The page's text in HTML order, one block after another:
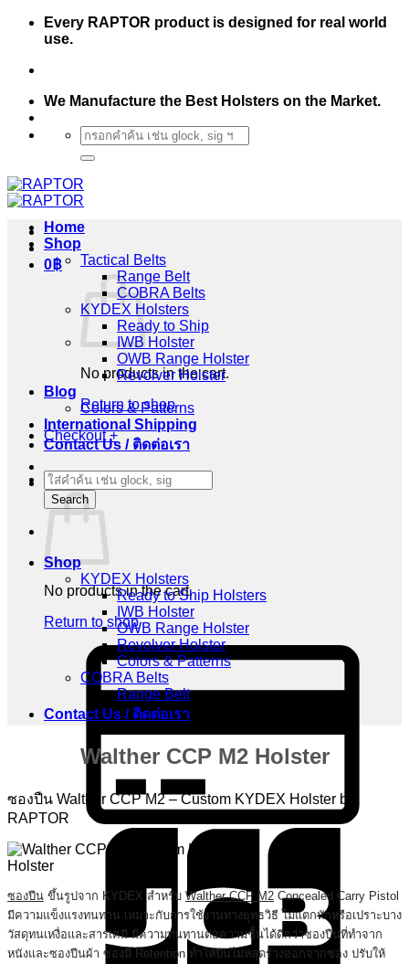
Skip
Every RAPTOR product is designed for real world
use.
We Manufacture the Best Holsters on the Market.
Search
for:
0฿
No products in the cart.
Return to shop
Checkout +
Cart
No products in the cart.
Return to shop
Home
Shop
Tactical Belts
Range Belt
COBRA Belts
KYDEX Holsters
Ready to Ship
IWB Holster
OWB Range Holster
Revolver Holster
Blog
Colors & Patterns
International Shipping
Contact Us / ติดต่อเรา
Products
search
Search
Shop
KYDEX Holsters
Ready to Ship Holsters
IWB Holster
OWB Range Holster
Revolver Holster
Colors & Patterns
COBRA Belts
Range Belt
Contact Us / ติดต่อเรา
Walther CCP M2 Holster
ซองปืน Walther CCP M2 – Custom KYDEX Holster by
RAPTOR
ซองปืน ขึ้นรูปจาก KYDEX สำหรับ Walther CCP M2 Concealed Carry Pistol
มีความแข็งแรงทนทาน เหมาะกับการใช้งานทางยุทธวิธี ไม่แตกหักหรือเปราะบาง
วัสดุทนเหงื่อและสารเคมี มีความทนทานต่อความชื้นได้ดีกว่าซองปืนที่ทำจาก
หนังและซองปืนผ้า ซองมี Retention ทำให้ปืนไม่หลุดร่วงออกจากซอง ปรับให้